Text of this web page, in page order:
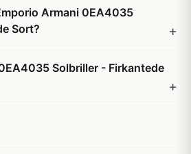
Armani 0EA4035
Sort?
Solbriller - Firkantede